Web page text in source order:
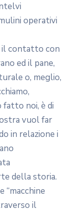
operativi
il contatto con
ed il pane,
o, meglio,
fatto noi, è di
vuol far
in relazione i
della storia.
“macchine
il